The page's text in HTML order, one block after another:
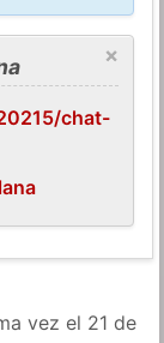
×
chat-
vez el 21 de